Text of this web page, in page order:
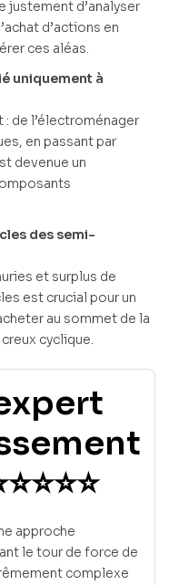
justement d’analyser
d’actions en
ces aléas.
uniquement à
de l’électroménager
en passant par
devenue un
des semi-
et surplus de
est crucial pour un
au sommet de la
cyclique.
approche
le tour de force de
complexe